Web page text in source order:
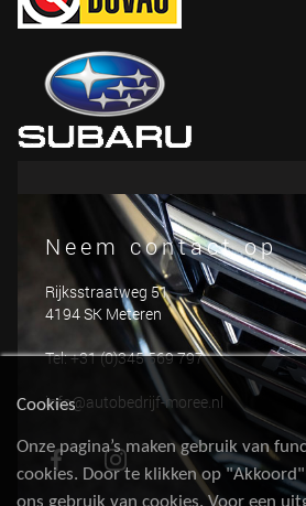
Neem contact op
Rijksstraatweg 51
4194 SK Meteren
Tel: +31 (0)345 569 797
info@autobedrijf-moree.nl
Cookies
Onze pagina’s maken gebruik van
cookies. Door te klikken op
ons gebruik van cookies. Voor een